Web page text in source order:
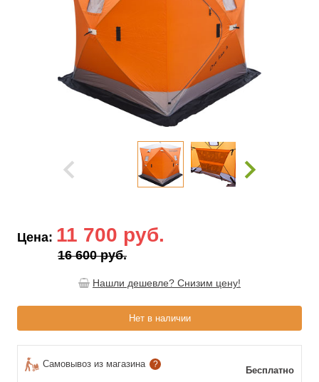
Цена: 11 700 руб.
16 600 руб.
Нашли дешевле? Снизим цену!
Нет в наличии
Самовывоз из магазина ?
Бесплатно